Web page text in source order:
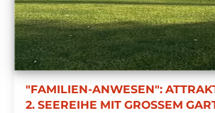
"FAMILIEN-ANWESEN":
2. SEEREIHE MIT GROSSEM